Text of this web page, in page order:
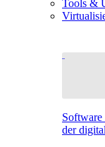
Tools &
der